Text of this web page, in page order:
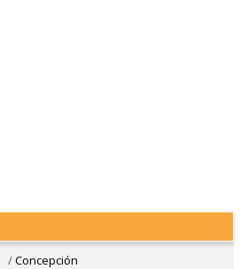
/Concepción